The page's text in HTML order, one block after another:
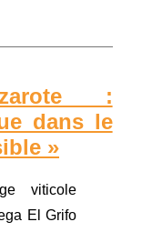
:
dans le
»
viticole
El Grifo